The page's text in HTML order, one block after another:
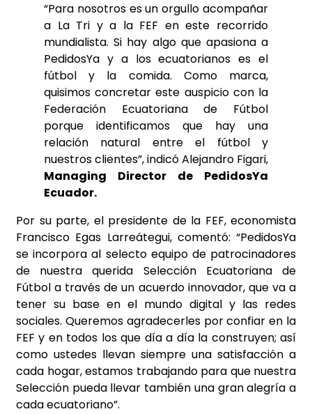
“Para nosotros es un orgullo acompañar
a La Tri y a la FEF en este recorrido
mundialista. Si hay algo que apasiona a
PedidosYa y a los ecuatorianos es el
fútbol y la comida. Como marca,
quisimos concretar este auspicio con la
Federación Ecuatoriana de Fútbol
porque identificamos que hay una
relación natural entre el fútbol y
nuestros clientes”, indicó Alejandro Figari,
Managing Director de PedidosYa
Ecuador.
Por su parte, el presidente de la FEF, economista
Francisco Egas Larreátegui, comentó: “PedidosYa
se incorpora al selecto equipo de patrocinadores
de nuestra querida Selección Ecuatoriana de
Fútbol a través de un acuerdo innovador, que va a
tener su base en el mundo digital y las redes
sociales. Queremos agradecerles por confiar en la
FEF y en todos los que día a día la construyen; así
como ustedes llevan siempre una satisfacción a
cada hogar, estamos trabajando para que nuestra
Selección pueda llevar también una gran alegría a
cada ecuatoriano”.